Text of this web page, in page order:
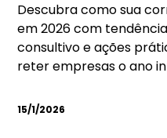
Descubra como sua
em 2026 com
consultivo e ações
reter empresas o ano
15/1/2026